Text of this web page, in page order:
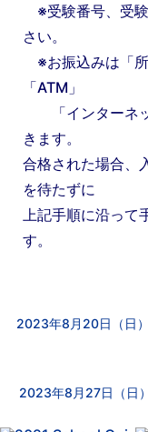
※受験番号、受
さい。
※お振込みは「所
「ATM」
「インターネッ
きます。
合格された場合、
を待たずに
上記手順に沿っ
す。
2023年8月20日（日
2023年8月27日（日